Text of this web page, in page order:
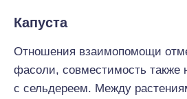
Капуста
Отношения взаимопомощи
фасоли, совместимость также
с сельдереем. Между